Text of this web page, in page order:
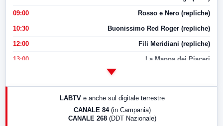
09:00 Rosso e Nero (repliche)
10:30 Buonissimo Red Roger (repliche)
12:00 Fili Meridiani (repliche)
13:00 La Mappa dei Piaceri
LABTV e anche sul digitale terrestre
CANALE 84 (in Campania)
CANALE 268 (DDT Nazionale)